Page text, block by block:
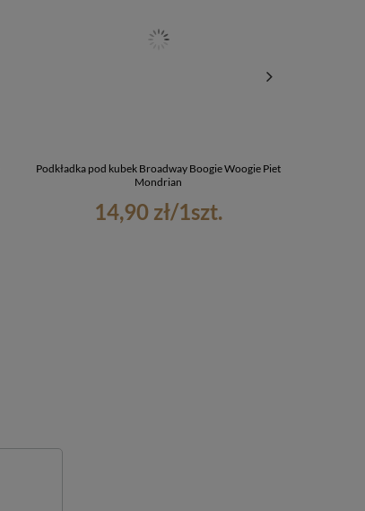
Podkładka pod kubek Broadway Boogie Woogie Piet
Mondrian
14,90 zł/1szt.